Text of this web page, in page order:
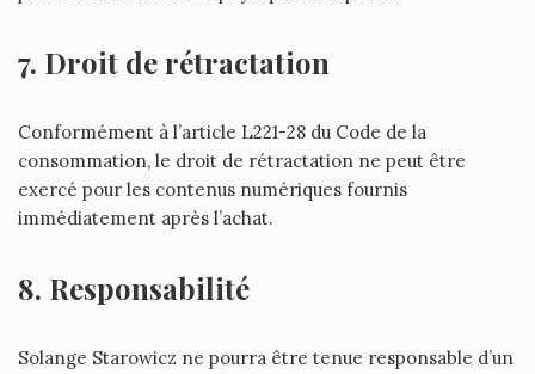
7. Droit de rétractation
Conformément à l’article L221-28 du Code de la
consommation, le droit de rétractation ne peut être
exercé pour les contenus numériques fournis
immédiatement après l’achat.
8. Responsabilité
Solange Starowicz ne pourra être tenue responsable d’un